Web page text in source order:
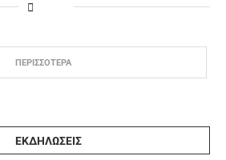
ΠΕΡΙΣΣΟΤΕΡΑ
ΕΚΔΗΛΩΣΕΙΣ